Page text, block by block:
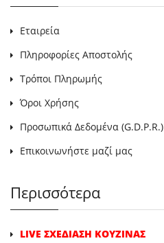
Εταιρεία
Πληροφορίες Αποστολής
Τρόποι Πληρωμής
Όροι Χρήσης
Προσωπικά Δεδομένα (G.D.P.R.)
Επικοινωνήστε μαζί μας
Περισσότερα
LIVE ΣΧΕΔΙΑΣΗ ΚΟΥΖΙΝΑΣ